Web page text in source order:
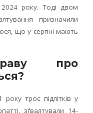
року. Тоді двом
призначили
що у серпні мають
про
року троє підлітків у
зґвалтували 14-